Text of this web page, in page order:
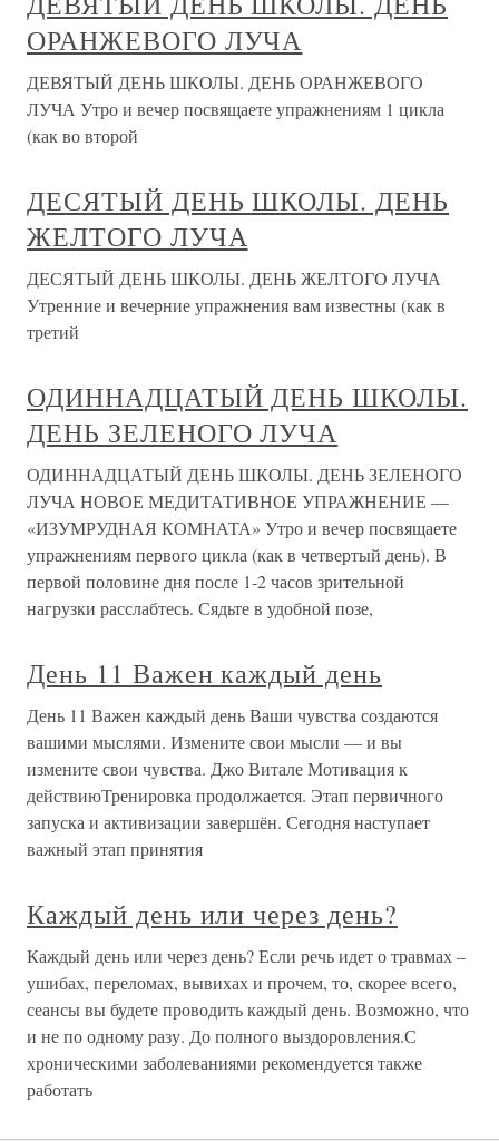
ОРАНЖЕВОГО ЛУЧА
ДЕВЯТЫЙ ДЕНЬ ШКОЛЫ. ДЕНЬ ОРАНЖЕВОГО
ЛУЧА Утро и вечер посвящаете упражнениям 1 цикла
(как во второй
ДЕСЯТЫЙ ДЕНЬ ШКОЛЫ. ДЕНЬ
ЖЕЛТОГО ЛУЧА
ДЕСЯТЫЙ ДЕНЬ ШКОЛЫ. ДЕНЬ ЖЕЛТОГО ЛУЧА
Утренние и вечерние упражнения вам известны (как в
третий
ОДИННАДЦАТЫЙ ДЕНЬ ШКОЛЫ.
ДЕНЬ ЗЕЛЕНОГО ЛУЧА
ОДИННАДЦАТЫЙ ДЕНЬ ШКОЛЫ. ДЕНЬ ЗЕЛЕНОГО
ЛУЧА НОВОЕ МЕДИТАТИВНОЕ УПРАЖНЕНИЕ —
«ИЗУМРУДНАЯ КОМНАТА» Утро и вечер посвящаете
упражнениям первого цикла (как в четвертый день). В
первой половине дня после 1-2 часов зрительной
нагрузки расслабтесь. Сядьте в удобной позе,
День 11 Важен каждый день
День 11 Важен каждый день Ваши чувства создаются
вашими мыслями. Измените свои мысли — и вы
измените свои чувства. Джо Витале Мотивация к
действиюТренировка продолжается. Этап первичного
запуска и активизации завершён. Сегодня наступает
важный этап принятия
Каждый день или через день?
Каждый день или через день? Если речь идет о травмах –
ушибах, переломах, вывихах и прочем, то, скорее всего,
сеансы вы будете проводить каждый день. Возможно, что
и не по одному разу. До полного выздоровления.С
хроническими заболеваниями рекомендуется также
работать